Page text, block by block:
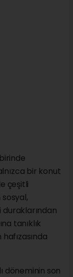
bir konut
çeşitli
duraklarından
tanıklık
döneminin son